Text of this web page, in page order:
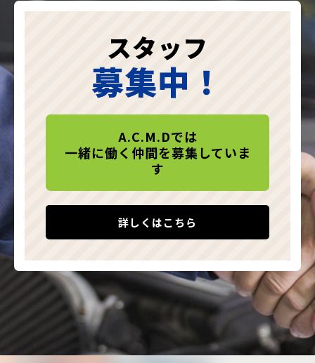
スタッフ
募集中！
A.C.M.Dでは
一緒に働く仲間を募集していま
す
詳しくはこちら